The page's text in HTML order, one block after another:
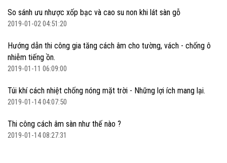
So sánh ưu nhược xốp bạc và cao su non khi lát sàn gỗ
2019-01-02 04:51:20
Hướng dẫn thi công gia tăng cách âm cho tường, vách - chống ô
nhiễm tiếng ồn.
2019-01-11 06:09:00
Túi khí cách nhiệt chống nóng mặt trời - Những lợi ích mang lại.
2019-01-14 04:07:50
Thi công cách âm sàn như thế nào ?
2019-01-14 08:27:31